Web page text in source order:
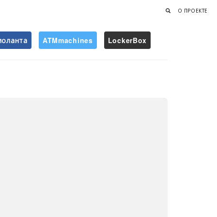
О ПРОЕКТЕ
ATMmachines LockerBox